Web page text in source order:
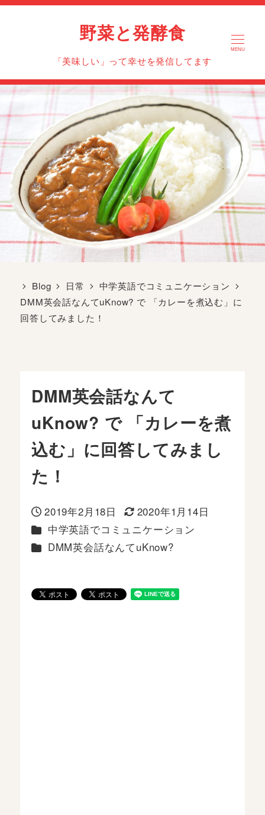
野菜と発酵食
「美味しい」って幸せを発信してます
MENU
Blog 日常
中学英語でコミュニケーション
DMM英会話なんてuKnow? で 「カレーを煮込む」に
回答してみました！
DMM英会話なんて
uKnow? で 「カレーを煮
込む」に回答してみまし
た！
投稿日
2019年2月18日
更新日
2020年1月14日
カテゴリー
中学英語でコミュニケーション
カテゴリー
DMM英会話なんてuKnow?